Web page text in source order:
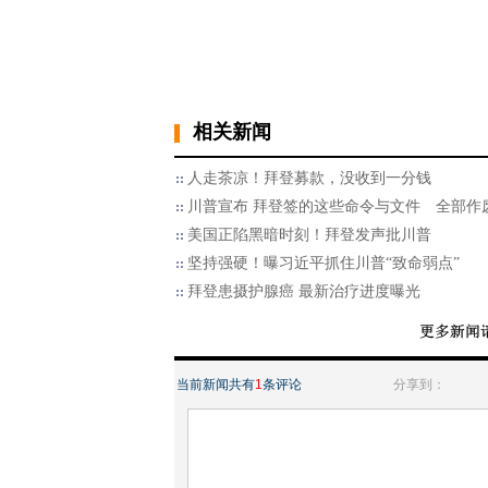
相关新闻
人走茶凉！拜登募款，没收到一分钱
川普宣布 拜登签的这些命令与文件 全部作
美国正陷黑暗时刻！拜登发声批川普
坚持强硬！曝习近平抓住川普“致命弱点”
拜登患摄护腺癌 最新治疗进度曝光
当前新闻共有1条评论 分享到：